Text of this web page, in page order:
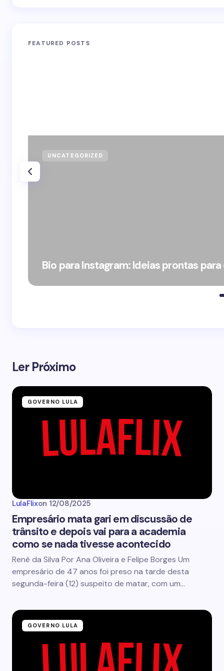
FEATURED POSTS
UNCATEGORIZED
Bio para Instagram: Ideias prontas
Ler Próximo
GOVERNO LULA
LulaFlixon 12/08/2025
Empresário mata gari em discussão de
trânsito e depois vai para a academia
como se nada tivesse acontecido
Renê da Silva Por Ana Oliveira e Felipe Borges Um
empresário de 47 anos foi preso na tarde desta
segunda-feira (12) suspeito de matar, com um…
GOVERNO LULA